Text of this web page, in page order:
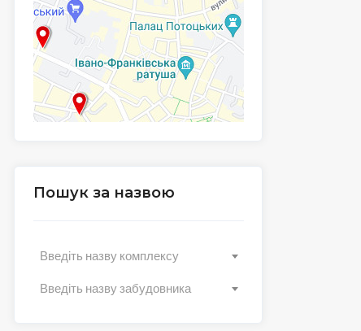
Пошук за назвою
Введіть назву комплексу
Введіть назву забудовника